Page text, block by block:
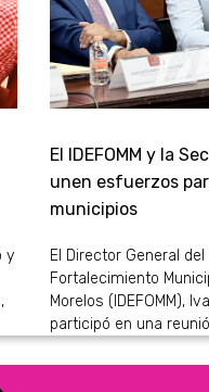
y
El IDEFOMM y la
unen esfuerzos
municipios
El Director General
Fortalecimiento
Morelos (IDEFOMM),
participó en una